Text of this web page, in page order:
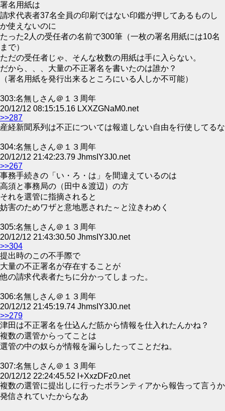
署名用紙は
請求代表者37名全員の印刷ではない印鑑が押してあるものし
か使えないのに
たった2人の受任者の名前で300筆（一枚の署名用紙には10名
まで）
ただの受任者じゃ、そんな枚数の用紙は手に入らない。
だから、、、大量の不正署名を書いたのは誰か？
（署名用紙を発行出来るところにいる人しか不可能）
303:名無しさん＠１３周年
20/12/12 08:15:15.16 LXXZGNaM0.net
>>287
産経新聞系列は不正については報道しない自由を行使してるな
304:名無しさん＠１３周年
20/12/12 21:42:23.79 JhmsIY3J0.net
>>267
事務手続きの「い・ろ・は」を間違えているのは
高須と事務局の（田中＆渡辺）の方
それを選管に指摘されると
妨害のためワザと意地悪された～と泣きわめく
305:名無しさん＠１３周年
20/12/12 21:43:30.50 JhmsIY3J0.net
>>304
提出時のこの不手際で
大量の不正署名が存在することが
他の請求代表者たちに分かってしまった。
306:名無しさん＠１３周年
20/12/12 21:45:19.74 JhmsIY3J0.net
>>279
津田は不正署名を仕込んだ筋から情報を仕入れたんかね？
複数の選管からってことは
選管の中の奴らが情報を漏らしたってことだね。
307:名無しさん＠１３周年
20/12/12 22:24:45.52 l+XxzDFz0.net
複数の選管に提出しに行ったボランティアから報告って言うか
発信されていたからなあ